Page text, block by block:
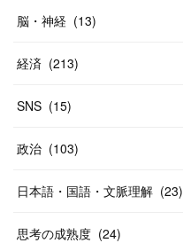
脳・神経 (13)
経済 (213)
SNS (15)
政治 (103)
日本語・国語・文脈理解 (23)
思考の成熟度 (24)